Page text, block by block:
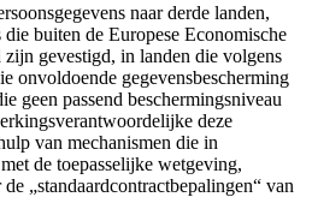
naar derde landen,
buiten de Europese Economische
gevestigd, in landen die volgens
onvoldoende gegevensbescherming
geen passend beschermingsniveau
deze
van mechanismen die in
de toepasselijke wetgeving,
„standaardcontractbepalingen“ van